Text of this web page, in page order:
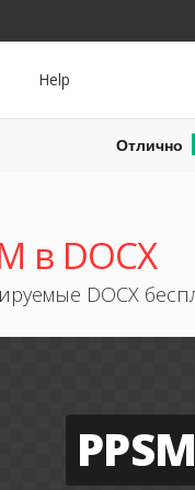
Help
Отлично
в DOCX
DOCX